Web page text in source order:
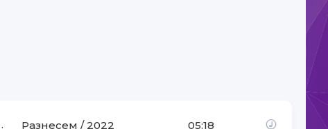
Разнесем / 2022 05:18